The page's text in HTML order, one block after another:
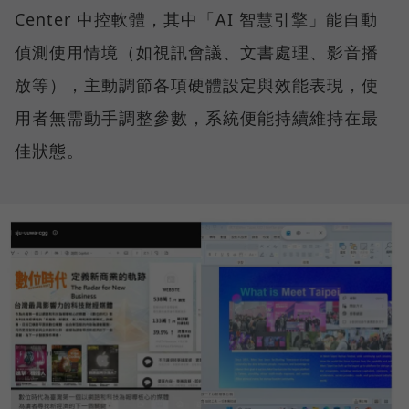
Center 中控軟體，其中「AI 智慧引擎」能自動
偵測使用情境（如視訊會議、文書處理、影音播
放等），主動調節各項硬體設定與效能表現，使
用者無需動手調整參數，系統便能持續維持在最
佳狀態。